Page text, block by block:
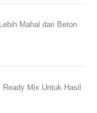
Mahal dari Beton
Mix Untuk Hasil